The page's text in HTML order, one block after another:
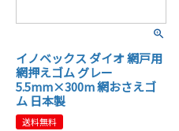
イノベックス ダイオ 網戸用
網押えゴム グレー
5.5mm×300m 網おさえゴ
ム 日本製
送料無料